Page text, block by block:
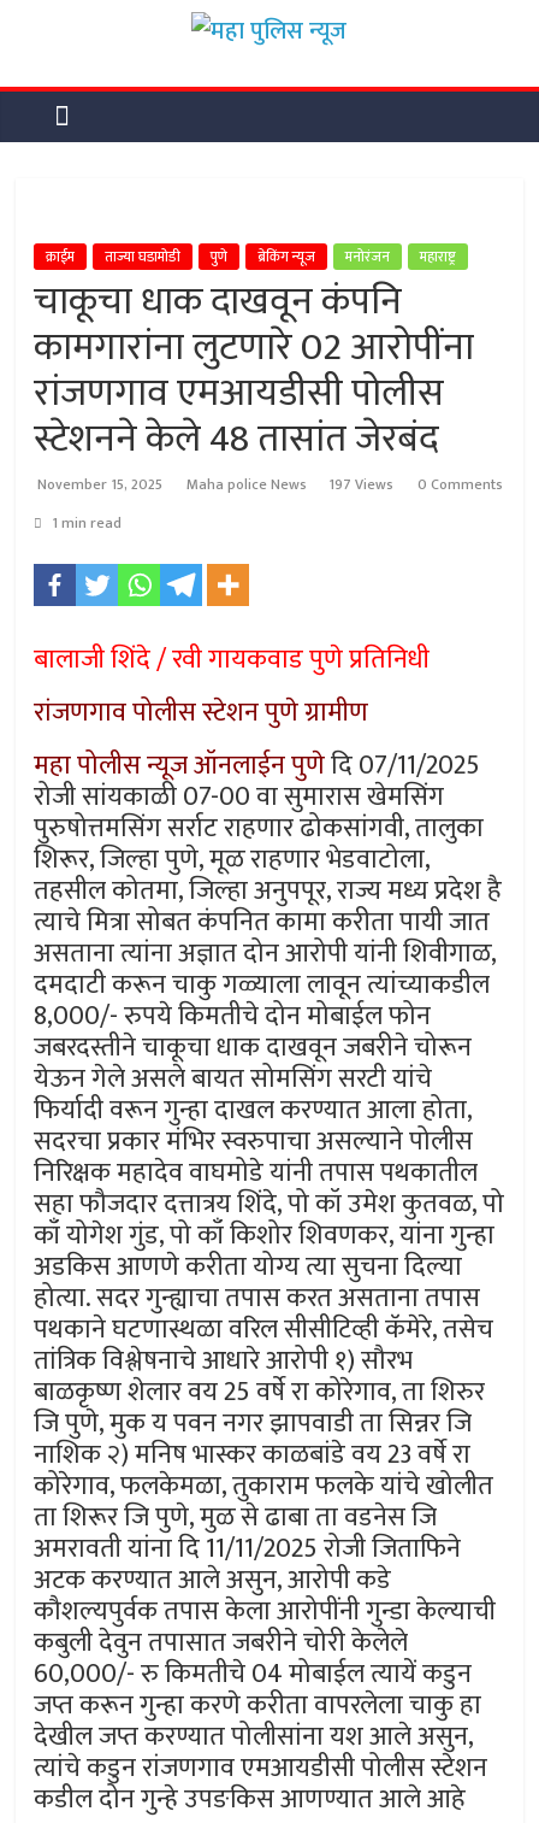
content
महा
पुलिस
महा
पुलिस
न्यूज
क्राईम ताज्या घडामोडी पुणे ब्रेकिंग न्यूज मनोरंजन महाराष्ट्र
चाकूचा धाक दाखवून कंपनि
कामगारांना लुटणारे 02 आरोपींना
रांजणगाव एमआयडीसी पोलीस
स्टेशनने केले 48 तासांत जेरबंद
November 15, 2025 Maha police News 197 Views
0 Comments
1 min read
बालाजी शिंदे / रवी गायकवाड पुणे प्रतिनिधी
रांजणगाव पोलीस स्टेशन पुणे ग्रामीण
महा पोलीस न्यूज ऑनलाईन पुणेदि 07/11/2025
रोजी सांयकाळी 07-00 वा सुमारास खेमसिंग
पुरुषोत्तमसिंग सर्राट राहणार ढोकसांगवी, तालुका
शिरूर, जिल्हा पुणे, मूळ राहणार भेडवाटोला,
तहसील कोतमा, जिल्हा अनुपपूर, राज्य मध्य प्रदेश है
त्याचे मित्रा सोबत कंपनित कामा करीता पायी जात
असताना त्यांना अज्ञात दोन आरोपी यांनी शिवीगाळ,
दमदाटी करून चाकु गळ्याला लावून त्यांच्याकडील
8,000/- रुपये किमतीचे दोन मोबाईल फोन
जबरदस्तीने चाकूचा धाक दाखवून जबरीने चोरून
येऊन गेले असले बायत सोमसिंग सरटी यांचे
फिर्यादी वरून गुन्हा दाखल करण्यात आला होता,
सदरचा प्रकार मंभिर स्वरुपाचा असल्याने पोलीस
निरिक्षक महादेव वाघमोडे यांनी तपास पथकातील
सहा फौजदार दत्तात्रय शिंदे, पो कॉ उमेश कुतवळ, पो
काँ योगेश गुंड, पो काँ किशोर शिवणकर, यांना गुन्हा
अडकिस आणणे करीता योग्य त्या सुचना दिल्या
होत्या. सदर गुन्ह्याचा तपास करत असताना तपास
पथकाने घटणास्थळा वरिल सीसीटिव्ही कॅमेरे, तसेच
तांत्रिक विश्लेषनाचे आधारे आरोपी १) सौरभ
बाळकृष्ण शेलार वय 25 वर्षे रा कोरेगाव, ता शिरुर
जि पुणे, मुक य पवन नगर झापवाडी ता सिन्नर जि
नाशिक २) मनिष भास्कर काळबांडे वय 23 वर्षे रा
कोरेगाव, फलकेमळा, तुकाराम फलके यांचे खोलीत
ता शिरूर जि पुणे, मुळ से ढाबा ता वडनेस जि
अमरावती यांना दि 11/11/2025 रोजी जिताफिने
अटक करण्यात आले असुन, आरोपी कडे
कौशल्यपुर्वक तपास केला आरोपींनी गुन्डा केल्याची
कबुली देवुन तपासात जबरीने चोरी केलेले
60,000/- रु किमतीचे 04 मोबाईल त्यायें कडुन
जप्त करून गुन्हा करणे करीता वापरलेला चाकु हा
देखील जप्त करण्यात पोलीसांना यश आले असुन,
त्यांचे कडुन रांजणगाव एमआयडीसी पोलीस स्टेशन
कडील दोन गुन्हे उपङकिस आणण्यात आले आहे